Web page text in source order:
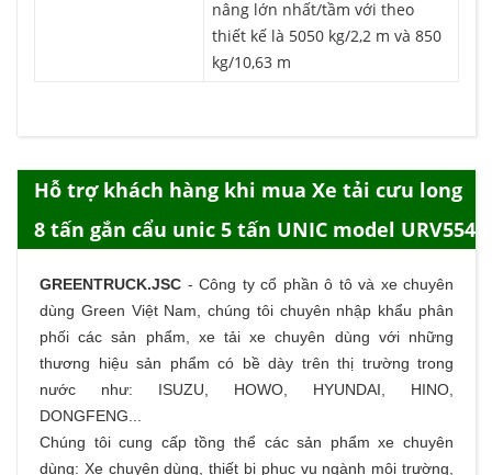
nâng lớn nhất/tầm với theo
thiết kế là 5050 kg/2,2 m và 850
kg/10,63 m
Hỗ trợ khách hàng khi mua Xe tải cưu long
8 tấn gắn cẩu unic 5 tấn UNIC model URV554
GREENTRUCK.JSC - Công ty cổ phần ô tô và xe chuyên
dùng Green Việt Nam, chúng tôi chuyên nhập khẩu phân
phối các sản phẩm, xe tải xe chuyên dùng với những
thương hiệu sản phẩm có bề dày trên thị trường trong
nước như: ISUZU, HOWO, HYUNDAI, HINO,
DONGFENG...
Chúng tôi cung cấp tồng thể các sản phẩmxe chuyên
dùng: Xe chuyên dùng, thiết bị phục vụ ngành môi trường,